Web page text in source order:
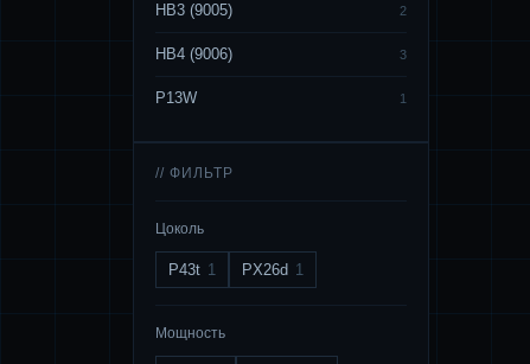
HB3 (9005) 2
HB4 (9006) 3
P13W 1
// ФИЛЬТР
Цоколь
P43t 1 PX26d 1
Мощность